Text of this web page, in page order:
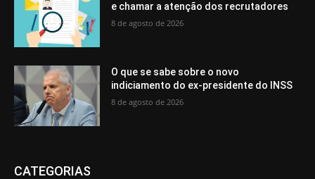
e chamar a atenção dos recrutadores
8 de agosto de 2026
O que se sabe sobre o novo
indiciamento do ex-presidente do INSS
8 de agosto de 2026
CATEGORIAS